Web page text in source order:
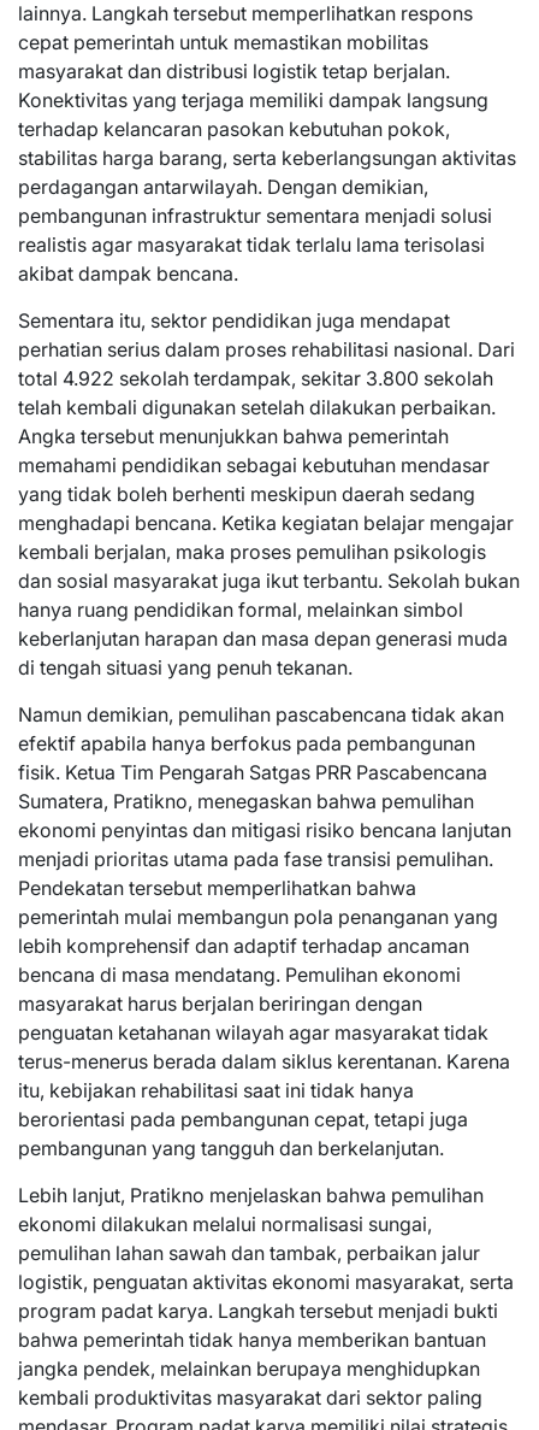
lainnya. Langkah tersebut memperlihatkan respons
cepat pemerintah untuk memastikan mobilitas
masyarakat dan distribusi logistik tetap berjalan.
Konektivitas yang terjaga memiliki dampak langsung
terhadap kelancaran pasokan kebutuhan pokok,
stabilitas harga barang, serta keberlangsungan aktivitas
perdagangan antarwilayah. Dengan demikian,
pembangunan infrastruktur sementara menjadi solusi
realistis agar masyarakat tidak terlalu lama terisolasi
akibat dampak bencana.
Sementara itu, sektor pendidikan juga mendapat
perhatian serius dalam proses rehabilitasi nasional. Dari
total 4.922 sekolah terdampak, sekitar 3.800 sekolah
telah kembali digunakan setelah dilakukan perbaikan.
Angka tersebut menunjukkan bahwa pemerintah
memahami pendidikan sebagai kebutuhan mendasar
yang tidak boleh berhenti meskipun daerah sedang
menghadapi bencana. Ketika kegiatan belajar mengajar
kembali berjalan, maka proses pemulihan psikologis
dan sosial masyarakat juga ikut terbantu. Sekolah bukan
hanya ruang pendidikan formal, melainkan simbol
keberlanjutan harapan dan masa depan generasi muda
di tengah situasi yang penuh tekanan.
Namun demikian, pemulihan pascabencana tidak akan
efektif apabila hanya berfokus pada pembangunan
fisik. Ketua Tim Pengarah Satgas PRR Pascabencana
Sumatera, Pratikno, menegaskan bahwa pemulihan
ekonomi penyintas dan mitigasi risiko bencana lanjutan
menjadi prioritas utama pada fase transisi pemulihan.
Pendekatan tersebut memperlihatkan bahwa
pemerintah mulai membangun pola penanganan yang
lebih komprehensif dan adaptif terhadap ancaman
bencana di masa mendatang. Pemulihan ekonomi
masyarakat harus berjalan beriringan dengan
penguatan ketahanan wilayah agar masyarakat tidak
terus-menerus berada dalam siklus kerentanan. Karena
itu, kebijakan rehabilitasi saat ini tidak hanya
berorientasi pada pembangunan cepat, tetapi juga
pembangunan yang tangguh dan berkelanjutan.
Lebih lanjut, Pratikno menjelaskan bahwa pemulihan
ekonomi dilakukan melalui normalisasi sungai,
pemulihan lahan sawah dan tambak, perbaikan jalur
logistik, penguatan aktivitas ekonomi masyarakat, serta
program padat karya. Langkah tersebut menjadi bukti
bahwa pemerintah tidak hanya memberikan bantuan
jangka pendek, melainkan berupaya menghidupkan
kembali produktivitas masyarakat dari sektor paling